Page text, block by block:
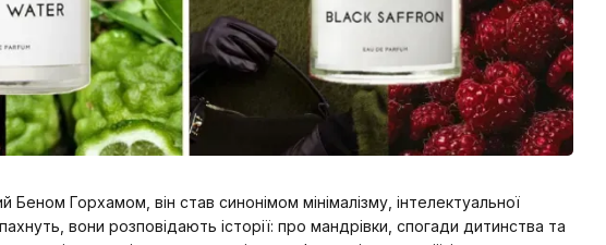
Горхамом, він став синонімом мінімалізму, інтелектуальної
вони розповідають історії: про мандрівки, спогади дитинства та